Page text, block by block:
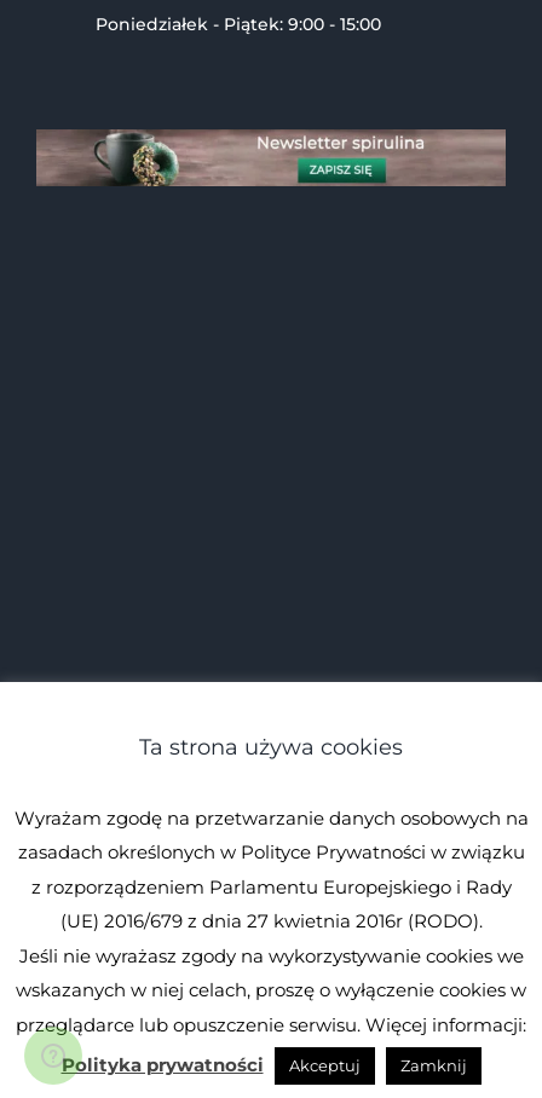
Poniedziałek - Piątek: 9:00 - 15:00
zastrzeżone.
Spirulina.pl
FacebookInstagramYouTube
Ta strona używa cookies
Wyrażam zgodę na przetwarzanie danych osobowych na
zasadach określonych w Polityce Prywatności w związku
z rozporządzeniem Parlamentu Europejskiego i Rady
(UE) 2016/679 z dnia 27 kwietnia 2016r (RODO).
Jeśli nie wyrażasz zgody na wykorzystywanie cookies we
wskazanych w niej celach, proszę o wyłączenie cookies w
przeglądarce lub opuszczenie serwisu. Więcej informacji:
Polityka prywatności
Akceptuj Zamknij